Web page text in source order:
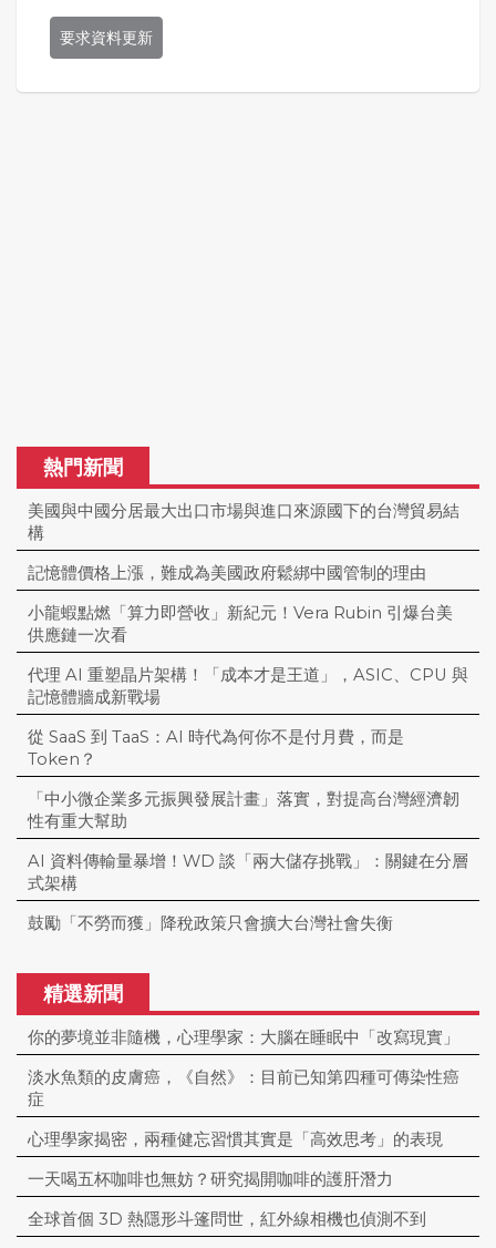
要求資料更新
熱門新聞
美國與中國分居最大出口市場與進口來源國下的台灣貿易結
構
記憶體價格上漲，難成為美國政府鬆綁中國管制的理由
小龍蝦點燃「算力即營收」新紀元！Vera Rubin 引爆台美
供應鏈一次看
代理 AI 重塑晶片架構！「成本才是王道」，ASIC、CPU 與
記憶體牆成新戰場
從 SaaS 到 TaaS：AI 時代為何你不是付月費，而是
Token？
「中小微企業多元振興發展計畫」落實，對提高台灣經濟韌
性有重大幫助
AI 資料傳輸量暴增！WD 談「兩大儲存挑戰」：關鍵在分層
式架構
鼓勵「不勞而獲」降稅政策只會擴大台灣社會失衡
精選新聞
你的夢境並非隨機，心理學家：大腦在睡眠中「改寫現實」
淡水魚類的皮膚癌，《自然》：目前已知第四種可傳染性癌
症
心理學家揭密，兩種健忘習慣其實是「高效思考」的表現
一天喝五杯咖啡也無妨？研究揭開咖啡的護肝潛力
全球首個 3D 熱隱形斗篷問世，紅外線相機也偵測不到